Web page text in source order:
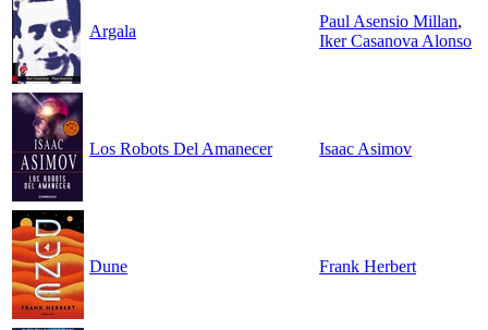
Argala
Paul Asensio Millan,
Iker Casanova Alonso
Los Robots Del Amanecer Isaac Asimov
Dune Frank Herbert